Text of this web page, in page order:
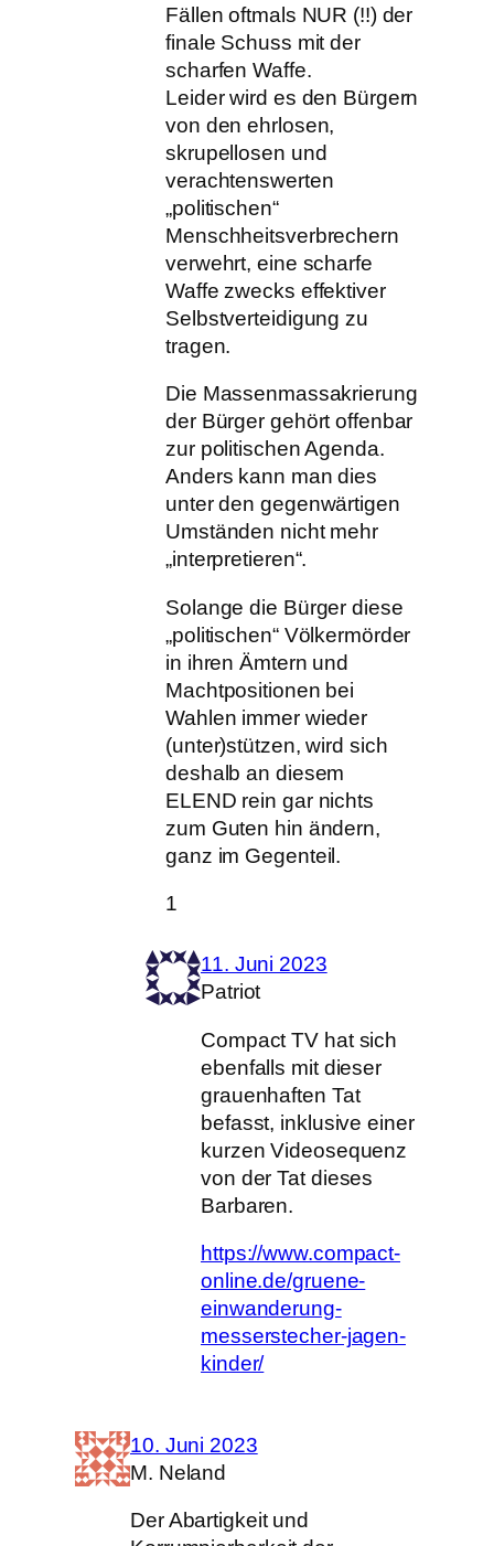
Fällen oftmals NUR (!!) der
finale Schuss mit der
scharfen Waffe.
Leider wird es den Bürgern
von den ehrlosen,
skrupellosen und
verachtenswerten
„politischen“
Menschheitsverbrechern
verwehrt, eine scharfe
Waffe zwecks effektiver
Selbstverteidigung zu
tragen.
Die Massenmassakrierung
der Bürger gehört offenbar
zur politischen Agenda.
Anders kann man dies
unter den gegenwärtigen
Umständen nicht mehr
„interpretieren“.
Solange die Bürger diese
„politischen“ Völkermörder
in ihren Ämtern und
Machtpositionen bei
Wahlen immer wieder
(unter)stützen, wird sich
deshalb an diesem
ELEND rein gar nichts
zum Guten hin ändern,
ganz im Gegenteil.
1
11. Juni 2023
Patriot
Compact TV hat sich
ebenfalls mit dieser
grauenhaften Tat
befasst, inklusive einer
kurzen Videosequenz
von der Tat dieses
Barbaren.
https://www.compact-
online.de/gruene-
einwanderung-
messerstecher-jagen-
kinder/
10. Juni 2023
M. Neland
Der Abartigkeit und